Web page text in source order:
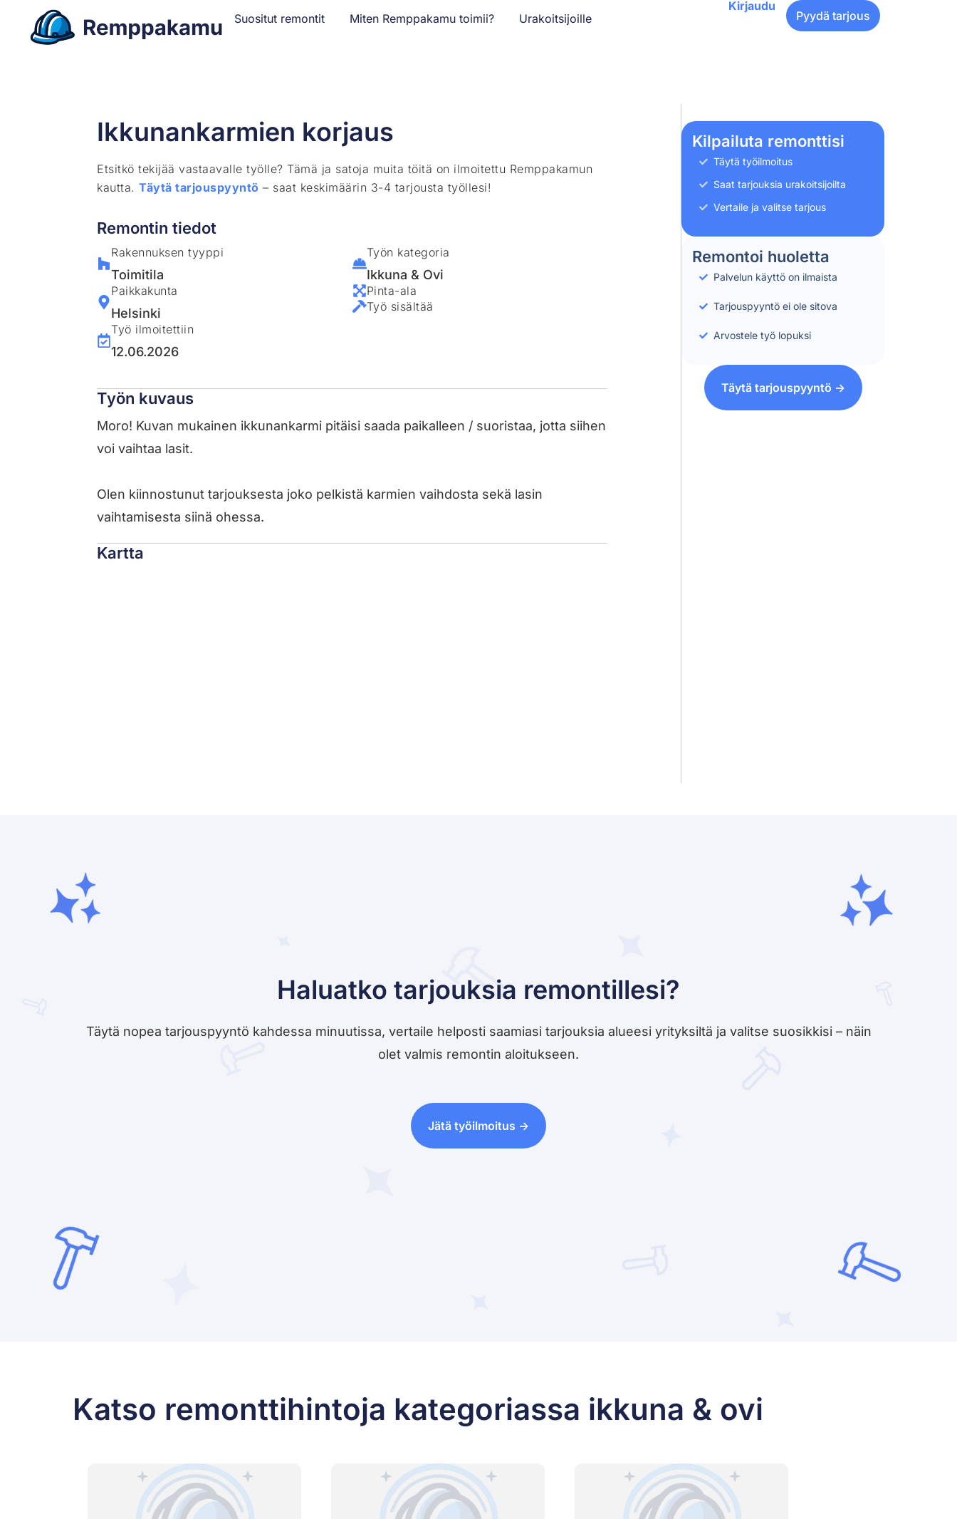
Suositut remontit Miten Remppakamu toimii? Urakoitsijoille
Kirjaudu
Pyydä tarjous
Ikkunankarmien korjaus
Etsitkö tekijää vastaavalle työlle? Tämä ja satoja muita töitä on ilmoitettu Remppakamun
kautta.Täytä tarjouspyyntö – saat keskimäärin 3-4 tarjousta työllesi!
Remontin tiedot
Rakennuksen tyyppi
Toimitila
Paikkakunta
Helsinki
Työ ilmoitettiin
12.06.2026
Työn kategoria
Ikkuna & Ovi
Pinta-ala
Työ sisältää
Työn kuvaus
Moro! Kuvan mukainen ikkunankarmi pitäisi saada paikalleen / suoristaa, jotta siihen
voi vaihtaa lasit.
Olen kiinnostunut tarjouksesta joko pelkistä karmien vaihdosta sekä lasin
vaihtamisesta siinä ohessa.
Kartta
Kilpailuta remonttisi
Täytä työilmoitus
Saat tarjouksia urakoitsijoilta
Vertaile ja valitse tarjous
Remontoi huoletta
Palvelun käyttö on ilmaista
Tarjouspyyntö ei ole sitova
Arvostele työ lopuksi
Täytä tarjouspyyntö ->
Haluatko tarjouksia remontillesi?
Täytä nopea tarjouspyyntö kahdessa minuutissa, vertaile helposti saamiasi tarjouksia alueesi yrityksiltä ja valitse suosikkisi – näin
olet valmis remontin aloitukseen.
Jätä työilmoitus ->
Katso remonttihintoja kategoriassa ikkuna & ovi